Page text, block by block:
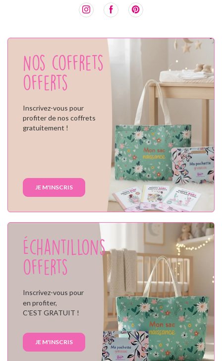
Nos coffrets
offerts
Inscrivez-vous pour
profiter de nos coffrets
gratuitement !
JE M'INSCRIS
Échantillons
offerts
Inscrivez-vous pour
en profiter,
C'EST GRATUIT !
JE M'INSCRIS